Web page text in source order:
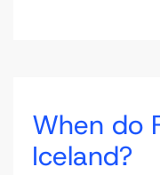
When do
Iceland?